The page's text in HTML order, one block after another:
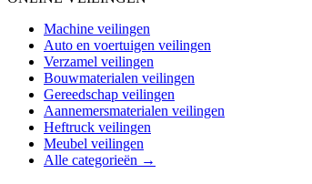
Machine veilingen
Auto en voertuigen veilingen
Verzamel veilingen
Bouwmaterialen veilingen
Gereedschap veilingen
Aannemersmaterialen veilingen
Heftruck veilingen
Meubel veilingen
Alle categorieën →